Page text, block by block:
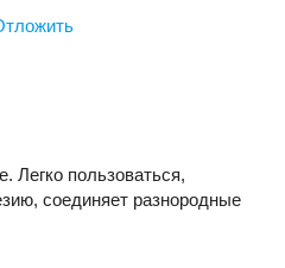
Легко пользоваться,
соединяет разнородные